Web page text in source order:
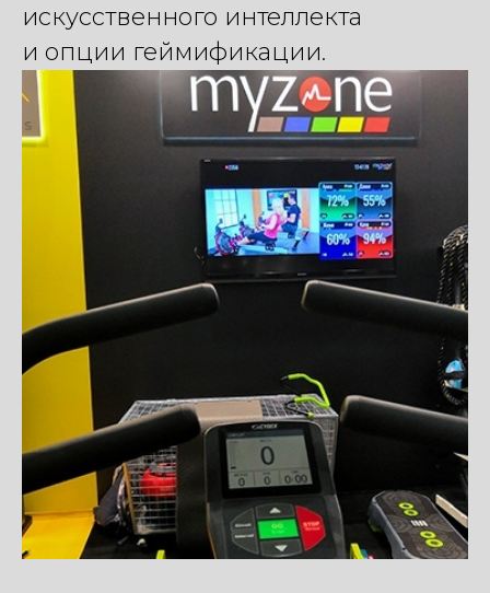
искусственного интеллекта
и опции геймификации.